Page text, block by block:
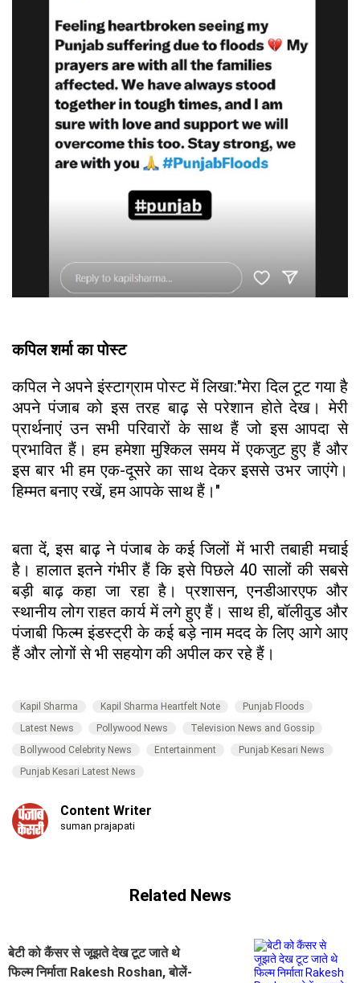
कपिल शर्मा का पोस्ट
कपिल ने अपने इंस्टाग्राम पोस्ट में लिखा:"मेरा दिल टूट गया है
अपने पंजाब को इस तरह बाढ़ से परेशान होते देख। मेरी
प्रार्थनाएं उन सभी परिवारों के साथ हैं जो इस आपदा से
प्रभावित हैं। हम हमेशा मुश्किल समय में एकजुट हुए हैं और
इस बार भी हम एक-दूसरे का साथ देकर इससे उभर जाएंगे।
हिम्मत बनाए रखें, हम आपके साथ हैं।"
बता दें, इस बाढ़ ने पंजाब के कई जिलों में भारी तबाही मचाई
है। हालात इतने गंभीर हैं कि इसे पिछले 40 सालों की सबसे
बड़ी बाढ़ कहा जा रहा है। प्रशासन, एनडीआरएफ और
स्थानीय लोग राहत कार्य में लगे हुए हैं। साथ ही, बॉलीवुड और
पंजाबी फिल्म इंडस्ट्री के कई बड़े नाम मदद के लिए आगे आए
हैं और लोगों से भी सहयोग की अपील कर रहे हैं।
Kapil Sharma Kapil Sharma Heartfelt Note
Punjab Floods
Latest News
Pollywood News
Television News and Gossip
Bollywood Celebrity News
Entertainment
Punjab Kesari News
Punjab Kesari Latest News
Content Writer
suman prajapati
Related News
बेटी को कैंसर से जूझते देख टूट जाते थे
फिल्म निर्माता Rakesh Roshan, बोलें-